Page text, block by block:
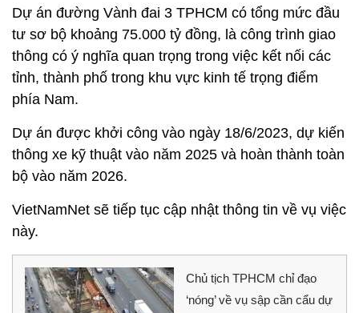
Dự án đường Vành đai 3 TPHCM có tổng mức đầu
tư sơ bộ khoảng 75.000 tỷ đồng, là công trình giao
thông có ý nghĩa quan trọng trong việc kết nối các
tỉnh, thành phố trong khu vực kinh tế trọng điểm
phía Nam.
Dự án được khởi công vào ngày 18/6/2023, dự kiến
thông xe kỹ thuật vào năm 2025 và hoàn thành toàn
bộ vào năm 2026.
VietNamNet sẽ tiếp tục cập nhật thông tin về vụ việc
này.
Chủ tịch TPHCM chỉ đạo
‘nóng’ về vụ sập cần cẩu dự